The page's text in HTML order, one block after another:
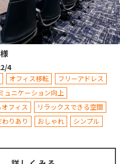
4
オフィス移転
フリーアドレス
ュニケーション向上
フィス
リラックスできる空間
りあり
おしゃれ
シンプル